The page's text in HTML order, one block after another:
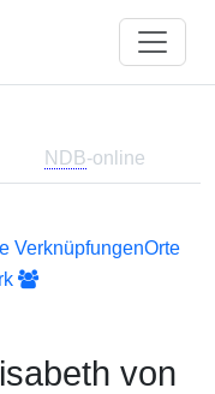
NDB-online
VerknüpfungenOrte
von